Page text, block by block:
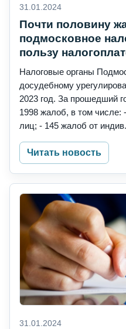
31.01.2024
Почти половину
подмосковное
пользу
Налоговые органы
досудебному
2023 год. За прошедший
1998 жалоб, в том числе:
лиц; - 145 жалоб от
Читать новость
31.01.2024